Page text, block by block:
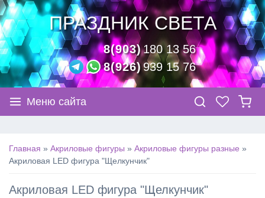
ПРАЗДНИК СВЕТА
8(903)180 13 56
8(926)939 15 76
Меню сайта
Главная » Акриловые фигуры » Акриловые фигуры разные »
Акриловая LED фигура "Щелкунчик"
Акриловая LED фигура "Щелкунчик"